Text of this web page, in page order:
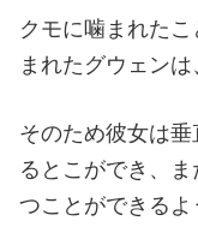
クモに噛まれた
まれたグウェンは
そのため彼女は
るとこができ、
つことができるよ